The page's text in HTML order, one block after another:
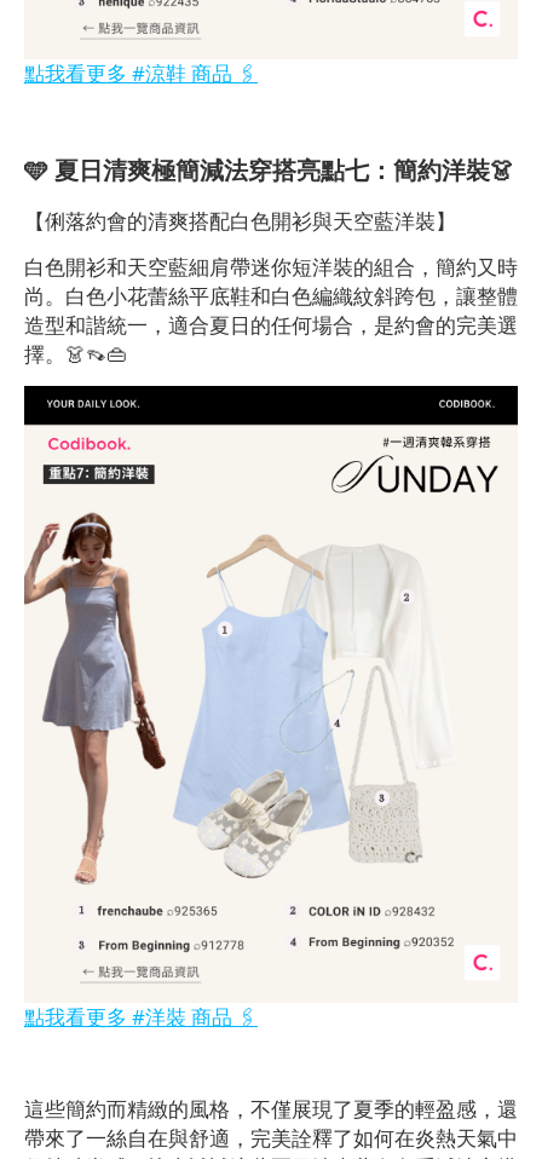
點我看更多 #涼鞋 商品 🖇️
🩵 夏日清爽極簡減法穿搭亮點七：簡約洋裝👗
【俐落約會的清爽搭配白色開衫與天空藍洋裝】
白色開衫和天空藍細肩帶迷你短洋裝的組合，簡約又時
尚。白色小花蕾絲平底鞋和白色編織紋斜跨包，讓整體
造型和諧統一，適合夏日的任何場合，是約會的完美選
擇。👗👡👜
點我看更多 #洋裝 商品 🖇️
這些簡約而精緻的風格，不僅展現了夏季的輕盈感，還
帶來了一絲自在與舒適，完美詮釋了如何在炎熱天氣中